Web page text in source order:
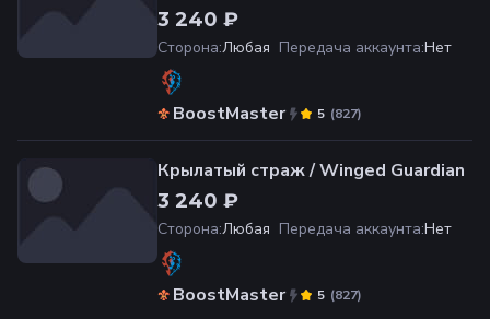
15th Anniversary Alabaster Mounts
3 240 ₽
Сторона:Любая Передача аккаунта:Нет
BoostMaster (827)
5
Крылатый страж / Winged Guardian
3 240 ₽
Сторона:Любая Передача аккаунта:Нет
BoostMaster (827)
5